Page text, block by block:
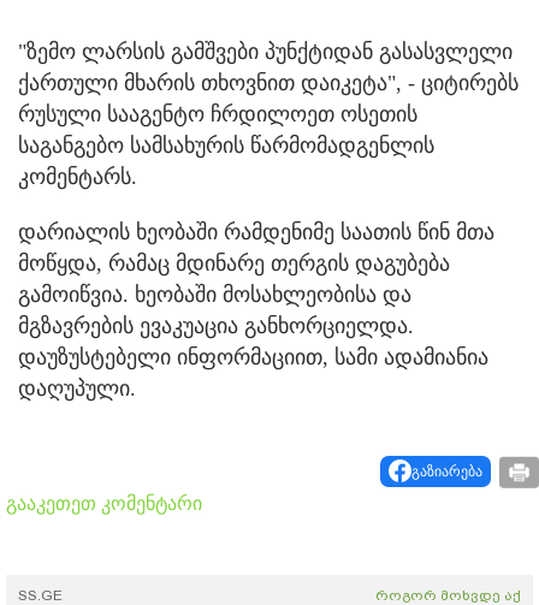
"ზემო ლარსის გამშვები პუნქტიდან გასასვლელი
ქართული მხარის თხოვნით დაიკეტა", - ციტირებს
რუსული სააგენტო ჩრდილოეთ ოსეთის
საგანგებო სამსახურის წარმომადგენლის
კომენტარს.
დარიალის ხეობაში რამდენიმე საათის წინ მთა
მოწყდა, რამაც მდინარე თერგის დაგუბება
გამოიწვია. ხეობაში მოსახლეობისა და
მგზავრების ევაკუაცია განხორციელდა.
დაუზუსტებელი ინფორმაციით, სამი ადამიანია
დაღუპული.
გაზიარება
გააკეთეთ კომენტარი
SS.GE როგორ მოხვდე აქ